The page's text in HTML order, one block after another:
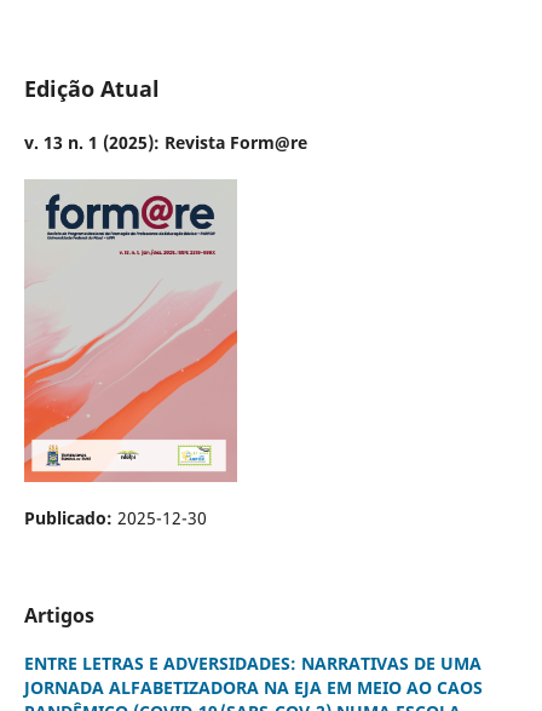
Edição Atual
v. 13 n. 1 (2025): Revista Form@re
Publicado: 2025-12-30
Artigos
ENTRE LETRAS E ADVERSIDADES: NARRATIVAS DE UMA
JORNADA ALFABETIZADORA NA EJA EM MEIO AO CAOS